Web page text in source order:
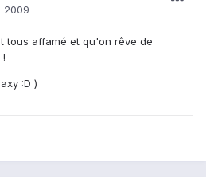
2009
tous affamé et qu'on rêve de
:D )